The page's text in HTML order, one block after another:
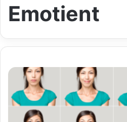
Emotient